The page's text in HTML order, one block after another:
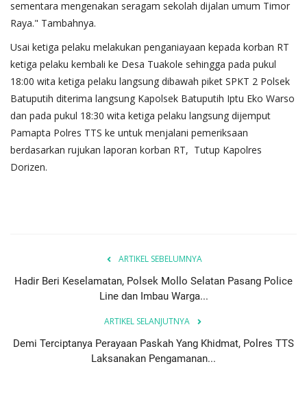
sementara mengenakan seragam sekolah dijalan umum Timor
Raya." Tambahnya.
Usai ketiga pelaku melakukan penganiayaan kepada korban RT
ketiga pelaku kembali ke Desa Tuakole sehingga pada pukul
18:00 wita ketiga pelaku langsung dibawah piket SPKT 2 Polsek
Batuputih diterima langsung Kapolsek Batuputih Iptu Eko Warso
dan pada pukul 18:30 wita ketiga pelaku langsung dijemput
Pamapta Polres TTS ke untuk menjalani pemeriksaan
berdasarkan rujukan laporan korban RT, Tutup Kapolres
Dorizen.
ARTIKEL SEBELUMNYA
Hadir Beri Keselamatan, Polsek Mollo Selatan Pasang Police
Line dan Imbau Warga...
ARTIKEL SELANJUTNYA
Demi Terciptanya Perayaan Paskah Yang Khidmat, Polres TTS
Laksanakan Pengamanan...